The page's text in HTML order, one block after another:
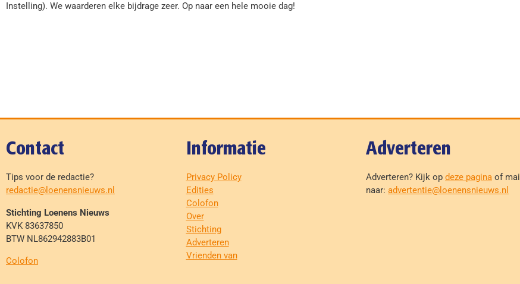
Instelling). We waarderen elke bijdrage zeer. Op naar een hele mooie dag!
Contact
Tips voor de redactie?
redactie@loenensnieuws.nl
Stichting Loenens Nieuws
KVK 83637850
BTW NL862942883B01
Colofon
Informatie
Privacy Policy
Edities
Colofon
Over
Stichting
Adverteren
Vrienden van
Adverteren
Adverteren? Kijk op deze pagina of mail
naar: advertentie@loenensnieuws.nl